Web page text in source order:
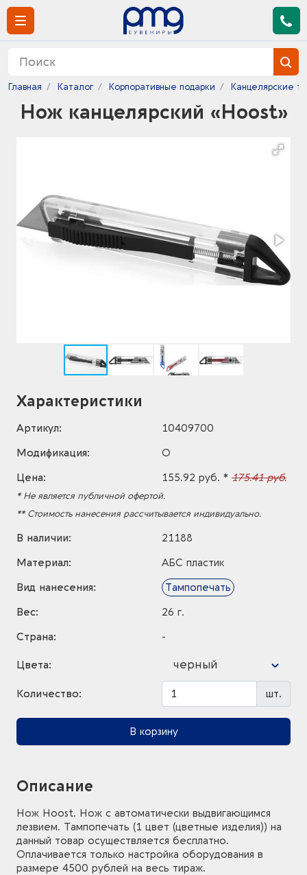
Главная Каталог Корпоративные подарки Канцелярские
Нож канцелярский «Hoost»
Характеристики
Артикул:
10409700
Модификация:
O
Цена:
155.92 руб. * 175.41 руб.
* Не является публичной офертой.
** Стоимость нанесения рассчитывается индивидуально.
В наличии:
21188
Материал:
АБС пластик
Вид нанесения:
Тампопечать
Вес:
26 г.
Страна:
-
Цвета: черный
Количество: шт.
В корзину
Описание
Нож Hoost. Нож с автоматически выдвигающимся
лезвием. Тампопечать (1 цвет (цветные изделия)) на
данный товар осуществляется бесплатно.
Оплачивается только настройка оборудования в
размере 4500 рублей на весь тираж.